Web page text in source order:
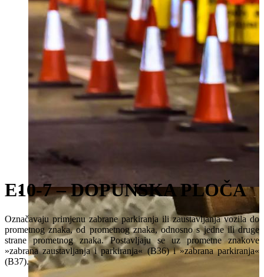
E10-7 – DOPUNSKA PLOČA
Označavaju primjenu zabrane parkiranja ili zaustavljanja vozila do
prometnog znaka, od prometnog znaka, odnosno s jedne ili druge
strane prometnog znaka. Postavljaju se uz prometne znakove
»zabrana zaustavljanja i parkiranja« (B36) i »zabrana parkiranja«
(B37).